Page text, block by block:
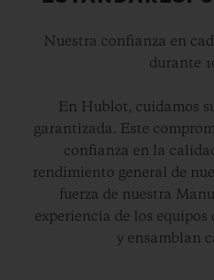
Nuestra confianza en
durante
En Hublot, cuidamos
garantizada. Este
confianza en la
rendimiento general de
fuerza de nuestra
experiencia de los
y ensamblan